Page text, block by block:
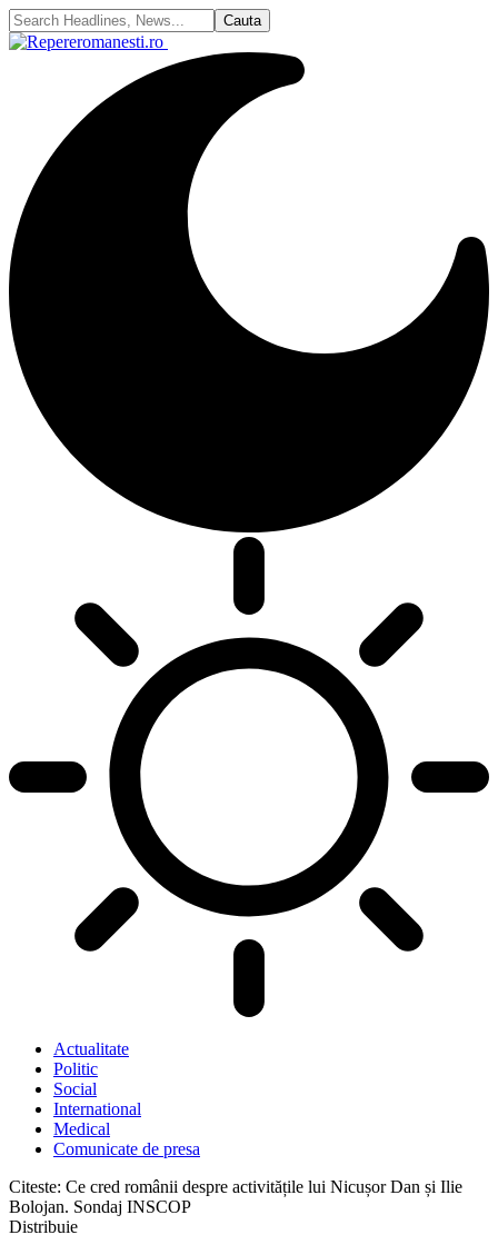
Actualitate
Politic
Social
International
Medical
Comunicate de presa
Citeste: Ce cred românii despre activitățile lui Nicușor Dan și Ilie
Bolojan. Sondaj INSCOP
Distribuie